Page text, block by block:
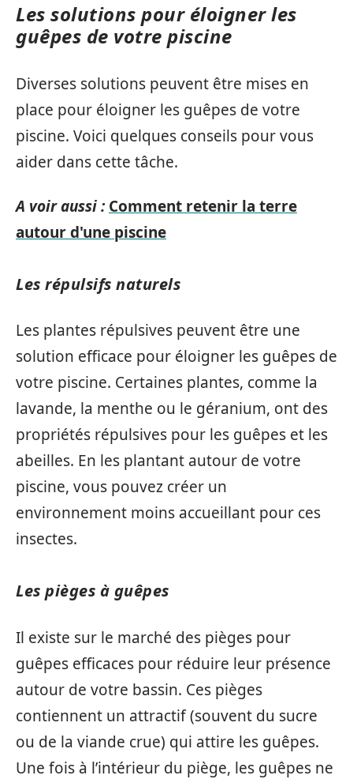
Les solutions pour éloigner les
guêpes de votre piscine
Diverses solutions peuvent être mises en
place pour éloigner les guêpes de votre
piscine. Voici quelques conseils pour vous
aider dans cette tâche.
A voir aussi : Comment retenir la terre
autour d'une piscine
Les répulsifs naturels
Les plantes répulsives peuvent être une
solution efficace pour éloigner les guêpes de
votre piscine. Certaines plantes, comme la
lavande, la menthe ou le géranium, ont des
propriétés répulsives pour les guêpes et les
abeilles. En les plantant autour de votre
piscine, vous pouvez créer un
environnement moins accueillant pour ces
insectes.
Les pièges à guêpes
Il existe sur le marché des pièges pour
guêpes efficaces pour réduire leur présence
autour de votre bassin. Ces pièges
contiennent un attractif (souvent du sucre
ou de la viande crue) qui attire les guêpes.
Une fois à l’intérieur du piège, les guêpes ne